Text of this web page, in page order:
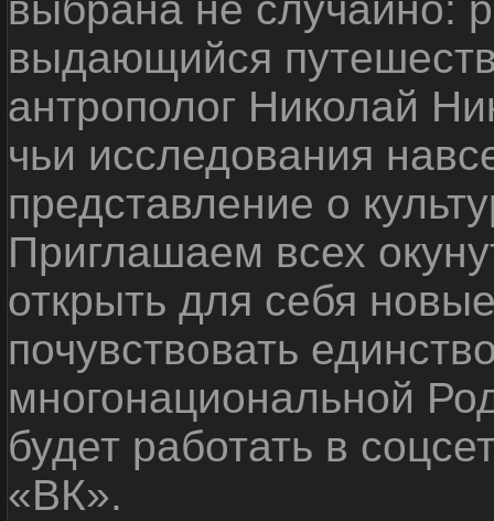
выбрана не случайно:
выдающийся
антрополог Николай
чьи исследования
представление о
Приглашаем всех
открыть для себя
почувствовать
многонациональной
будет работать в
«ВК».